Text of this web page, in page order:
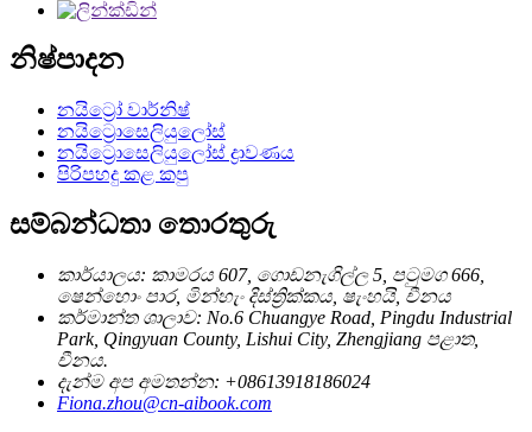
නිෂ්පාදන
නයිට්‍රෝ වාර්නිෂ්
නයිට්‍රොසෙලියුලෝස්
නයිට්‍රොසෙලියුලෝස් ද්‍රාවණය
පිරිපහදු කළ කපු
සම්බන්ධතා තොරතුරු
කාර්යාලය: කාමරය 607, ගොඩනැගිල්ල 5, පටුමග 666,
ෂෙන්හොං පාර, මින්හැං දිස්ත්‍රික්කය, ෂැංහයි, චීනය
කර්මාන්ත ශාලාව: No.6 Chuangye Road, Pingdu Industrial
Park, Qingyuan County, Lishui City, Zhengjiang පළාත,
චීනය.
දැන්ම අප අමතන්න: +08613918186024
Fiona.zhou@cn-aibook.com